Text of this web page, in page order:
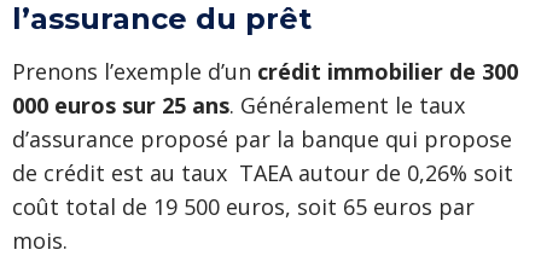
l’assurance du prêt
Prenons l’exemple d’un crédit immobilier de 300
000 euros sur 25 ans. Généralement le taux
d’assurance proposé par la banque qui propose
de crédit est au taux TAEA autour de 0,26% soit
coût total de 19 500 euros, soit 65 euros par
mois.